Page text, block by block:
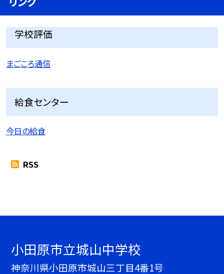
学校評価
まごころ通信
給食センター
今日の給食
RSS
小田原市立城山中学校
神奈川県小田原市城山三丁目4番1号